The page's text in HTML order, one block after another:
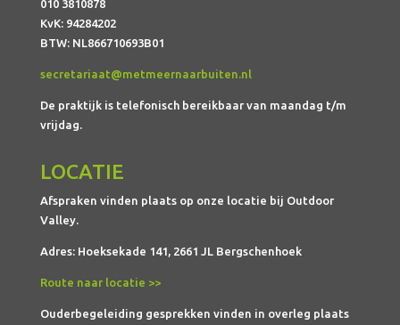
010 3810878
KvK: 94284202
BTW: NL866710693B01
secretariaat@metmeernaarbuiten.nl
De praktijk is telefonisch bereikbaar van maandag t/m
vrijdag.
LOCATIE
Afspraken vinden plaats op onze locatie bij Outdoor
Valley.
Adres: Hoeksekade 141, 2661 JL Bergschenhoek
Route naar locatie >>
Ouderbegeleiding gesprekken vinden in overleg plaats